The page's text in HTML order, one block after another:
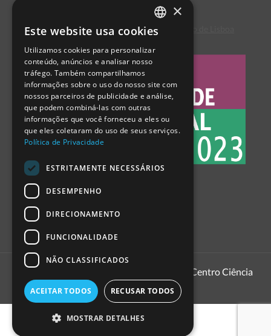
Centro de Arbitragem de Conflitos de Consumo de Lisboa
1999 - 2026
Pavilhão do Conhecimento | Centro Ciência
PORTUGUESE
ENGLISH
SPANISH
×
Este website usa cookies
Utilizamos cookies para personalizar
conteúdo, anúncios e analisar nosso
tráfego. Também compartilhamos
informações sobre o uso do nosso site com
nossos parceiros de publicidade e análise,
que podem combiná-las com outras
informações que você forneceu a eles ou
que eles coletaram do uso de seus serviços.
Política de Privacidade
ESTRITAMENTE NECESSÁRIOS
DESEMPENHO
DIRECIONAMENTO
FUNCIONALIDADE
NÃO CLASSIFICADOS
ACEITAR TODOS RECUSAR TODOS
MOSTRAR DETALHES